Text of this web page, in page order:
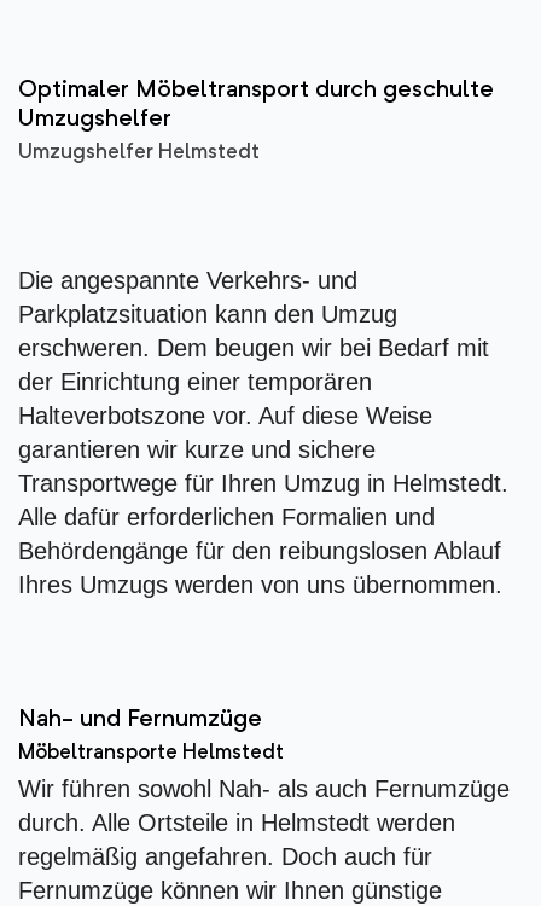
Optimaler Möbeltransport durch geschulte
Umzugshelfer
Umzugshelfer Helmstedt
Die angespannte Verkehrs- und
Parkplatzsituation kann den Umzug
erschweren. Dem beugen wir bei Bedarf mit
der Einrichtung einer temporären
Halteverbotszone vor. Auf diese Weise
garantieren wir kurze und sichere
Transportwege für Ihren Umzug in Helmstedt.
Alle dafür erforderlichen Formalien und
Behördengänge für den reibungslosen Ablauf
Ihres Umzugs werden von uns übernommen.
Nah- und Fernumzüge
Möbeltransporte Helmstedt
Wir führen sowohl Nah- als auch Fernumzüge
durch. Alle Ortsteile in Helmstedt werden
regelmäßig angefahren. Doch auch für
Fernumzüge können wir Ihnen günstige